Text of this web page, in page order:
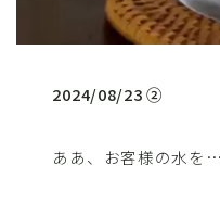
2024/08/23 ②
ああ、お客様の水を